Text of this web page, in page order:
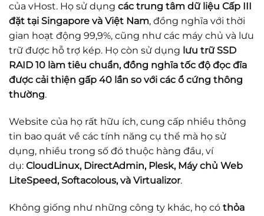
của vHost. Họ sử dụng các trung tâm dữ liệu Cấp III
đặt tại Singapore và Việt Nam, đồng nghĩa với thời
gian hoạt động 99,9%, cũng như các máy chủ và lưu
trữ được hỗ trợ kép. Họ còn sử dụng lưu trữ SSD
RAID 10 làm tiêu chuẩn, đồng nghĩa tốc độ đọc đĩa
được cải thiện gấp 40 lần so với các ổ cứng thông
thường.
Website của họ rất hữu ích, cung cấp nhiều thông
tin bao quát về các tính năng cụ thể mà họ sử
dụng, nhiều trong số đó thuộc hàng đầu, ví
dụ: CloudLinux, DirectAdmin, Plesk, Máy chủ Web
LiteSpeed, Softacolous, và Virtualizor.
Không giống như những công ty khác, họ có thỏa